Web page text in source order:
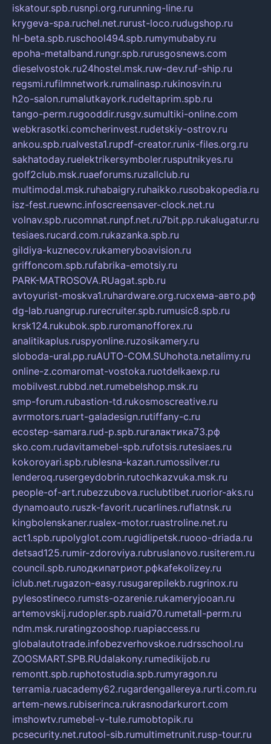
iskatour.spb.rusnpi.org.rurunning-line.ru
krygeva-spa.ruchel.net.rurust-loco.rudugshop.ru
hl-beta.spb.ruschool494.spb.rumymubaby.ru
epoha-metalband.rungr.spb.rurusgosnews.com
dieselvostok.ru24hostel.msk.ruw-dev.ruf-ship.ru
regsmi.rufilmnetwork.rumalinasp.rukinosvin.ru
h2o-salon.rumalutkayork.rudeltaprim.spb.ru
tango-perm.rugooddir.rusgv.sumultiki-online.com
webkrasotki.comcherinvest.rudetskiy-ostrov.ru
ankou.spb.rualvesta1.rupdf-creator.runix-files.org.ru
sakhatoday.ruelektrikersymboler.rusputnikyes.ru
golf2club.msk.ruaeforums.ruzallclub.ru
multimodal.msk.ruhabaigry.ruhaikko.rusobakopedia.ru
isz-fest.ruewnc.infoscreensaver-clock.net.ru
volnav.spb.rucomnat.runpf.net.ru7bit.pp.rukalugatur.ru
tesiaes.rucard.com.rukazanka.spb.ru
gildiya-kuznecov.rukameryboavision.ru
griffoncom.spb.rufabrika-emotsiy.ru
PARK-MATROSOVA.RUagat.spb.ru
avtoyurist-moskva1.ruhardware.org.ruсхема-авто.рф
dg-lab.ruangrup.rurecruiter.spb.rumusic8.spb.ru
krsk124.rukubok.spb.ruromanofforex.ru
analitikaplus.ruspyonline.ruzosikamery.ru
sloboda-ural.pp.ruAUTO-COM.SUhohota.netalimy.ru
online-z.comaromat-vostoka.ruotdelkaexp.ru
mobilvest.rubbd.net.rumebelshop.msk.ru
smp-forum.rubastion-td.rukosmoscreative.ru
avrmotors.ruart-galadesign.rutiffany-c.ru
ecostep-samara.rud-p.spb.ruгалактика73.рф
sko.com.rudavitamebel-spb.rufotsis.rutesiaes.ru
kokoroyari.spb.rublesna-kazan.rumossilver.ru
lenderoq.rusergeydobrin.rutochkazvuka.msk.ru
people-of-art.rubezzubova.ruclubtibet.ruorior-aks.ru
dynamoauto.ruszk-favorit.rucarlines.ruflatnsk.ru
kingbolenskaner.rualex-motor.ruastroline.net.ru
act1.spb.rupolyglot.com.rugidlipetsk.ruooo-driada.ru
detsad125.rumir-zdoroviya.rubruslanovo.rusiterem.ru
council.spb.ruлодкипатриот.рфkafekolizey.ru
iclub.net.rugazon-easy.rusugarepilekb.rugrinox.ru
pylesostineco.rumsts-ozarenie.rukameryjooan.ru
artemovskij.rudopler.spb.ruaid70.rumetall-perm.ru
ndm.msk.ruratingzooshop.ruapiaccess.ru
globalautotrade.infobezverhovskoe.rudrsschool.ru
ZOOSMART.SPB.RUdalakony.rumedikijob.ru
remontt.spb.ruphotostudia.spb.rumyragon.ru
terramia.ruacademy62.rugardengallereya.rurti.com.ru
artem-news.rubiserinca.rukrasnodarkurort.com
imshowtv.rumebel-v-tule.rumobtopik.ru
pcsecurity.net.rutool-sib.rumultimetrunit.rusp-tour.ru